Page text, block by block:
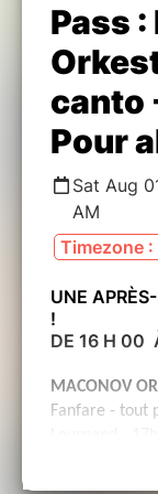
Pass
canto
Pour
Sat Aug
AM
Timezone
UNE
!
DE 16 H 00
MACONOV
Fanfare - tout
Lournand -